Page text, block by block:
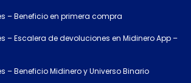
– Beneficio en primera compra
– Escalera de devoluciones en Midinero App –
– Beneficio Midinero y Universo Binario